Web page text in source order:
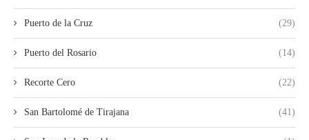
Puerto de la Cruz (29)
Puerto del Rosario (14)
Recorte Cero (22)
San Bartolomé de Tirajana (41)